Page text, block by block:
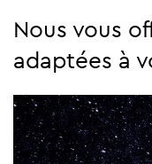
Nous vous
adaptées à